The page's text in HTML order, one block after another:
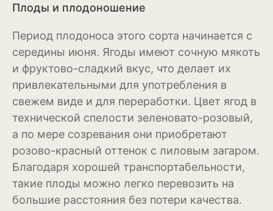
Хризантема
Цинния
Эустома
Эшшольция
Зерновые культуры
Кукуруза
Плоды и плодоношение
Период плодоноса этого сорта начинается с
середины июня. Ягоды имеют сочную мякоть
и фруктово-сладкий вкус, что делает их
привлекательными для употребления в
свежем виде и для переработки. Цвет ягод в
технической спелости зеленовато-розовый,
а по мере созревания они приобретают
розово-красный оттенок с лиловым загаром.
Благодаря хорошей транспортабельности,
такие плоды можно легко перевозить на
большие расстояния без потери качества.